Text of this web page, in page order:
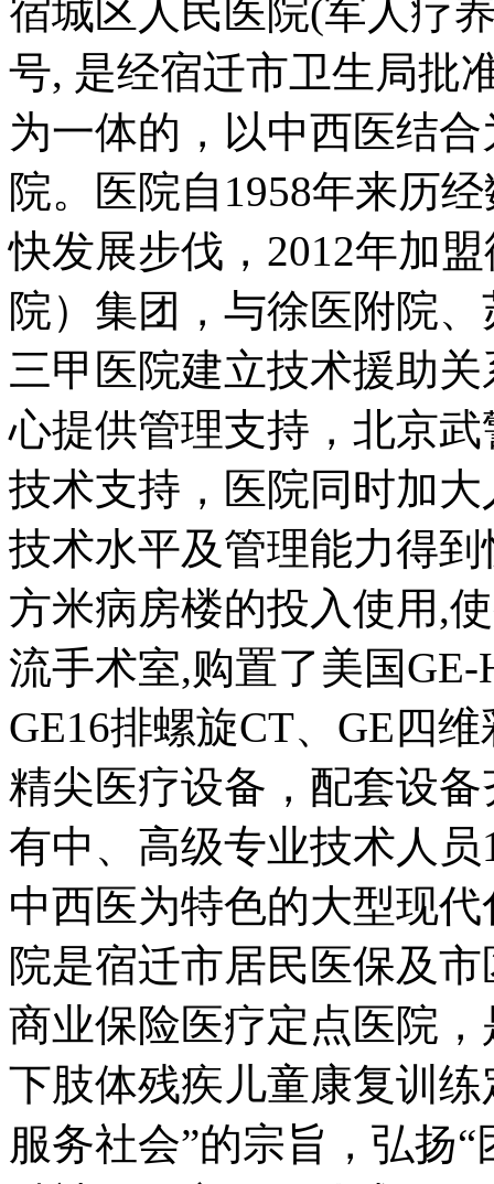
宿城区人民医院(军人疗
号, 是经宿迁市卫生局批
为一体的，以中西医结
院。医院自1958年来历
快发展步伐，2012年加
院）集团，与徐医附院
三甲医院建立技术援助
心提供管理支持，北京
技术支持，医院同时加
技术水平及管理能力得
方米病房楼的投入使用,
流手术室,购置了美国
GE16排螺旋CT、GE四
精尖医疗设备，配套设
有中、高级专业技术人
中西医为特色的大型现
院是宿迁市居民医保及
商业保险医疗定点医院
下肢体残疾儿童康复训
服务社会”的宗旨，弘扬